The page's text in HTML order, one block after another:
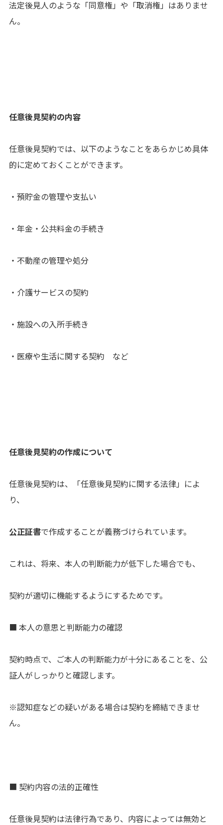
法定後見人のような「同意権」や「取消権」はありませ
ん。
任意後見契約の内容
任意後見契約では、以下のようなことをあらかじめ具体
的に定めておくことができます。
・預貯金の管理や支払い
・年金・公共料金の手続き
・不動産の管理や処分
・介護サービスの契約
・施設への入所手続き
・医療や生活に関する契約 など
任意後見契約の作成について
任意後見契約は、「任意後見契約に関する法律」によ
り、
公正証書で作成することが義務づけられています。
これは、将来、本人の判断能力が低下した場合でも、
契約が適切に機能するようにするためです。
■ 本人の意思と判断能力の確認
契約時点で、ご本人の判断能力が十分にあることを、公
証人がしっかりと確認します。
※認知症などの疑いがある場合は契約を締結できませ
ん。
■ 契約内容の法的正確性
任意後見契約は法律行為であり、内容によっては無効と